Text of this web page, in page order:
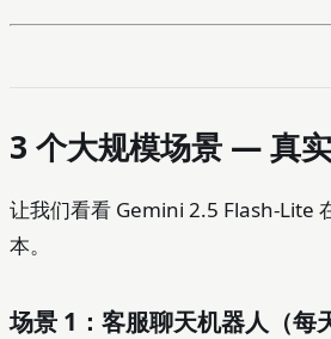
3 个大规模场景 — 真
让我们看看 Gemini 2.5 Flash-Lite
本。
场景 1：客服聊天机器人（每